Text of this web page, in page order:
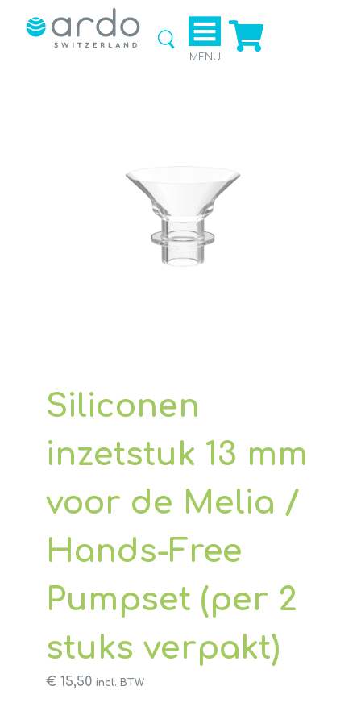
MENU
Siliconen
inzetstuk 13 mm
voor de Melia /
Hands-Free
Pumpset (per 2
stuks verpakt)
€ 15,50 incl. BTW